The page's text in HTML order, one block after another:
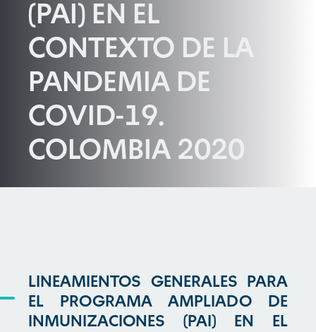
(PAI) EN EL
CONTEXTO DE LA
PANDEMIA DE
COVID-19.
COLOMBIA 2020
LINEAMIENTOS GENERALES PARA
EL PROGRAMA AMPLIADO DE
INMUNIZACIONES (PAI) EN EL